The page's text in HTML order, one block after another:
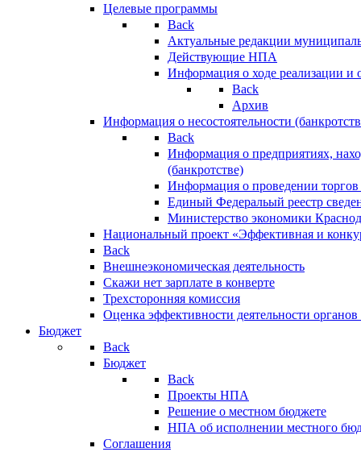
Целевые программы
Back
Актуальные редакции
Действующие НПА
Информация о ходе реализации
Back
Архив
Информация о несостоятельности
Back
Информация о предприятиях,
(банкротстве)
Информация о проведении
Единый Федеральый реестр
Министерство экономики
Национальный проект «Эффективная и
Back
Внешнеэкономическая деятельность
Скажи нет зарплате в конверте
Трехсторонняя комиссия
Оценка эффективности деятельности
Бюджет
Back
Бюджет
Back
Проекты НПА
Решение о местном бюджете
НПА об исполнении местного
Соглашения